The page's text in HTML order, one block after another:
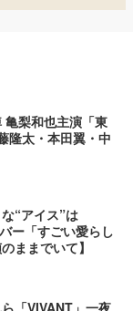
亀梨和也主演「東
隆太・本田翼・中
“アイス”は
ー「すごい愛らし
ままでいて】
「VIVANT」一夜